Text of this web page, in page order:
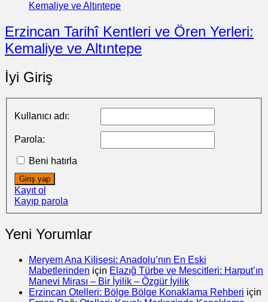
Erzincan Tarihî Kentleri ve Ören Yerleri:
Kemaliye ve Altıntepe
İyi Giriş
Kullanıcı adı:
Parola:
Beni hatırla
Giriş yap
Kayıt ol
Kayıp parola
Yeni Yorumlar
Meryem Ana Kilisesi: Anadolu’nın En Eski
Mabetlerinden için Elazığ Türbe ve Mescitleri: Harput’ın
Manevi Mirası – Bir İyilik – Özgür İyilik
Erzincan Otelleri: Bölge Bölge Konaklama Rehberi için